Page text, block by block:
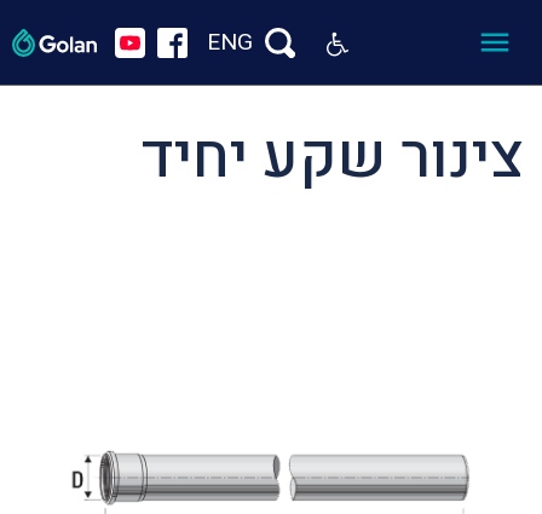
ENG
צינור שקע יחיד